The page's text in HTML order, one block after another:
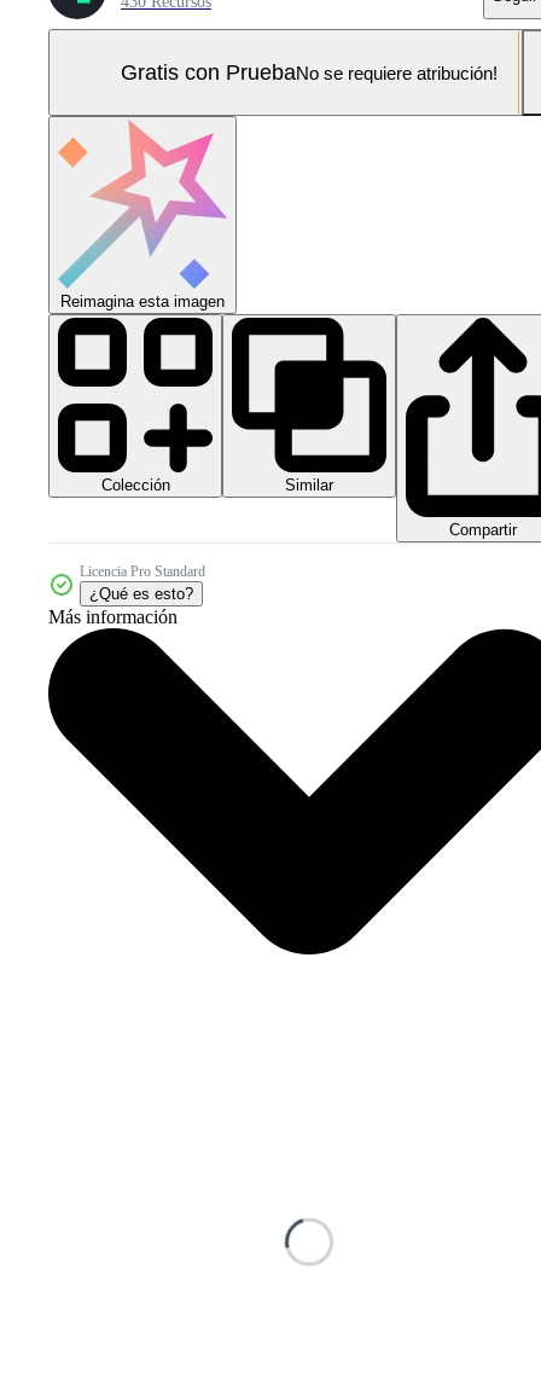
Gratis con PruebaNo se requiere atribución!
Reimagina esta imagen
Colección Similar
Compartir
Licencia Pro Standard
¿Qué es esto?
Más información